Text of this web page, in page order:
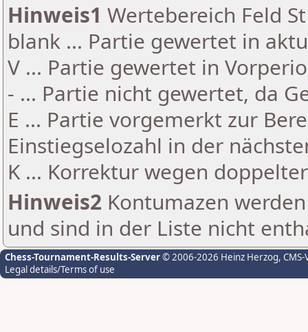
Hinweis1 Wertebereich Feld
blank ... Partie gewertet in
V ... Partie gewertet in
- ... Partie nicht gewertet, da
E ... Partie vorgemerkt zur
Einstiegselozahl in der
K ... Korrektur wegen
Hinweis2 Kontumazen
und sind in der Liste nicht
Chess-Tournament-Results-Server© 2006-2026 Heinz Herzog,
Legal details/Terms of use